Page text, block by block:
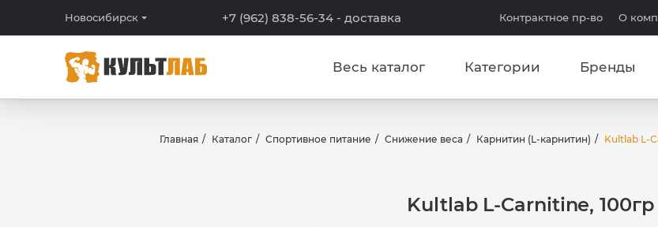
Новосибирск +7 (962) 838-56-34 - доставка Контрактное пр-во О
Весь каталог Категории Бренды
Главная Каталог Спортивное питание Снижение веса Карнитин (L-карнитин) Kultlab L-
Kultlab L-Carnitine, 100гр